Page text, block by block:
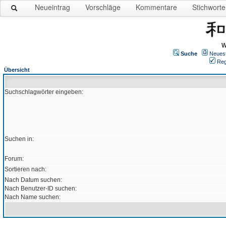
Neueintrag Vorschläge Kommentare Stichworte
Suche
Übersicht
Suchschlagwörter eingeben:
Suchen in:
Forum:
Sortieren nach:
Nach Datum suchen:
Nach Benutzer-ID suchen:
Nach Name suchen: